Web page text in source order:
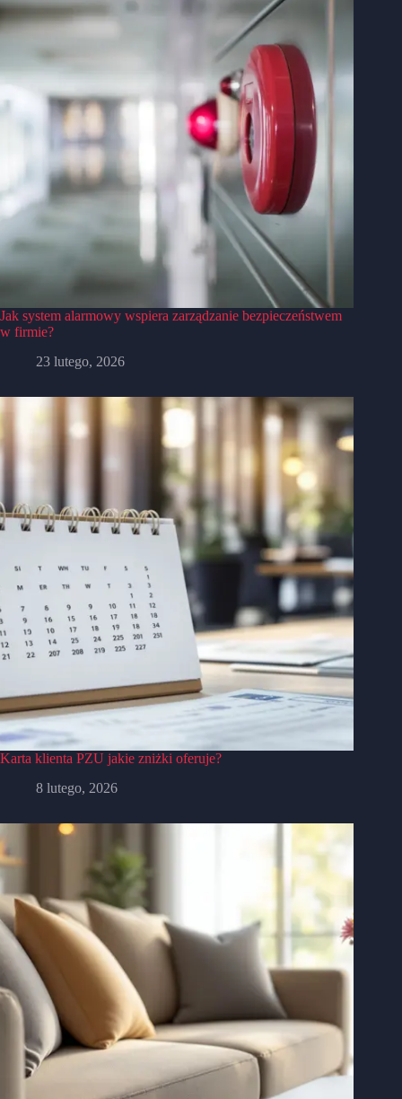
Jak system alarmowy wspiera zarządzanie bezpieczeństwem
w firmie?
23 lutego, 2026
Karta klienta PZU jakie zniżki oferuje?
8 lutego, 2026